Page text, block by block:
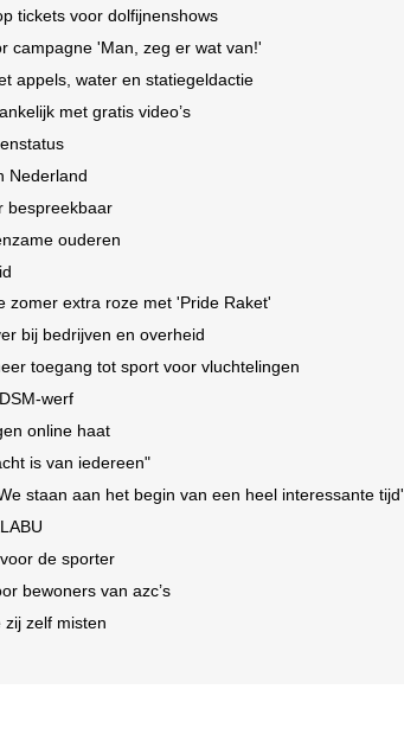
tickets voor dolfijnenshows
campagne 'Man, zeg er wat van!'
appels, water en statiegeldactie
met gratis video’s
Nederland
bespreekbaar
ouderen
zomer extra roze met 'Pride Raket'
bij bedrijven en overheid
toegang tot sport voor vluchtelingen
werf
online haat
is van iedereen"
staan aan het begin van een heel interessante tijd'
de sporter
bewoners van azc’s
zelf misten